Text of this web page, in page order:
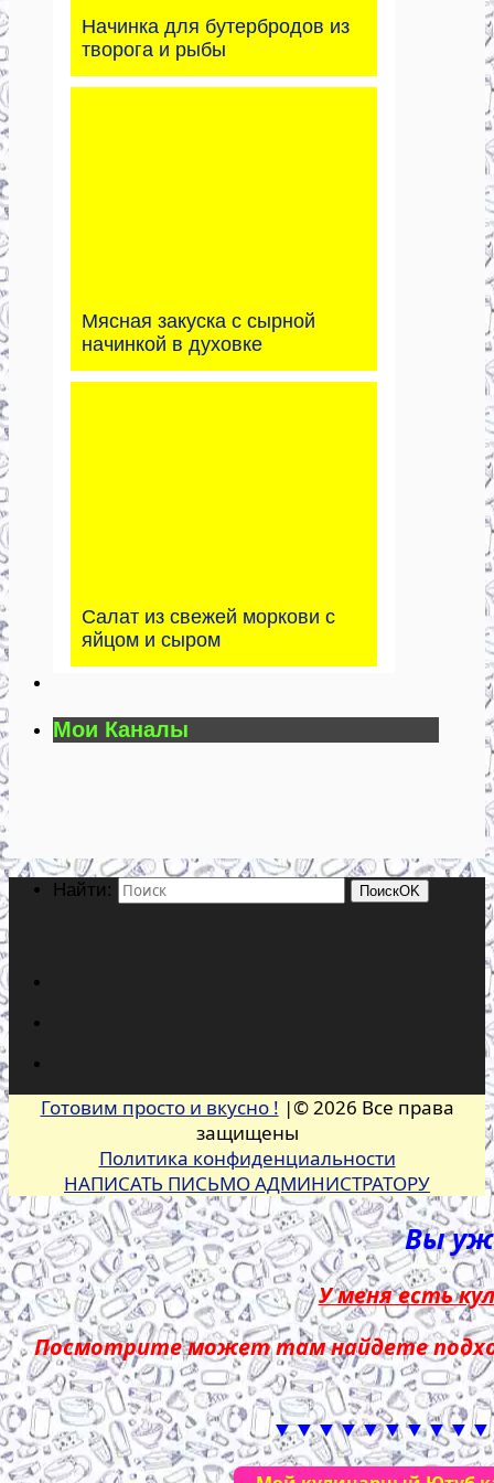
Начинка для бутербродов из
творога и рыбы
Мясная закуска с сырной
начинкой в духовке
Салат из свежей моркови с
яйцом и сыром
Мои Каналы
Найти: ПоискOK
Готовим просто и вкусно ! |© 2026 Все права
защищены
Политика конфиденциальности
НАПИСАТЬ ПИСЬМО АДМИНИСТРАТОРУ
Вы
У меня есть
Посмотрите может там найдете